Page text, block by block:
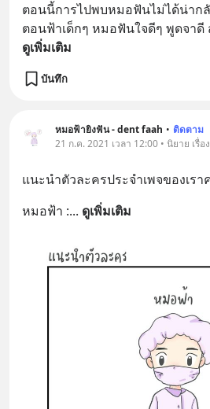
ตอนนี้การไปพบหมอฟันไม่ได้น่าก
ตอนฟ้าเด็กๆ หมอฟันใจดีๆ พูดจา
ดูเพิ่มเติม
บันทึก
หมอฟ้ายิงฟัน - dent faah • ติดตาม
21 ก.ค. 2021 เวลา 12:00 • นิยาย เรื่อ
แนะนำตัวละครประจำเพจของเรา
หมอฟ้า :... ดูเพิ่มเติม